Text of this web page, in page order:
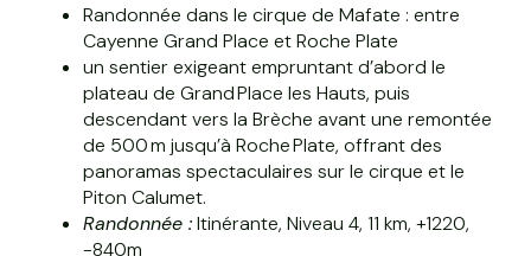
Randonnée dans le cirque de Mafate : entre
Cayenne Grand Place et Roche Plate
un sentier exigeant empruntant d’abord le
plateau de Grand Place les Hauts, puis
descendant vers la Brèche avant une remontée
de 500 m jusqu’à Roche Plate, offrant des
panoramas spectaculaires sur le cirque et le
Piton Calumet.
Randonnée :Itinérante, Niveau 4, 11 km, +1220,
-840m